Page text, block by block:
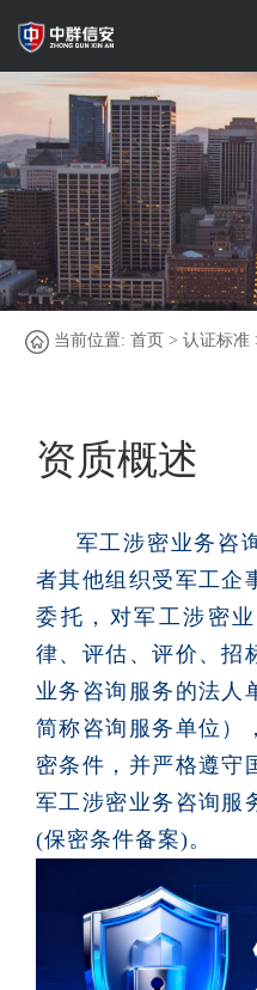
当前位置: 首页 > 认证标准
资质概述
军工涉密业务咨询
者其他组织受军工企
委托，对军工涉密
律、评估、评价、招
业务咨询服务的法人
简称咨询服务单位）
密条件，并严格遵守
军工涉密业务咨询服
(保密条件备案)。